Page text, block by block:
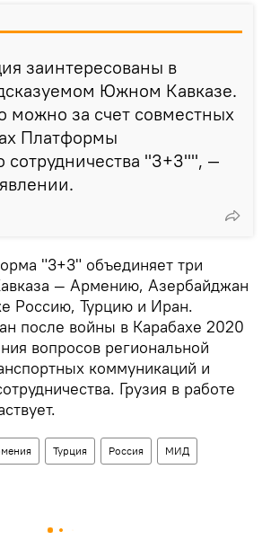
заинтересованы в
Южном Кавказе.
можно за счет совместных
Платформы
сотрудничества "3+3"", —
"3+3" объединяет три
— Армению, Азербайджан
Россию, Турцию и Иран.
после войны в Карабахе 2020
вопросов региональной
коммуникаций и
Грузия в работе
Турция Россия МИД